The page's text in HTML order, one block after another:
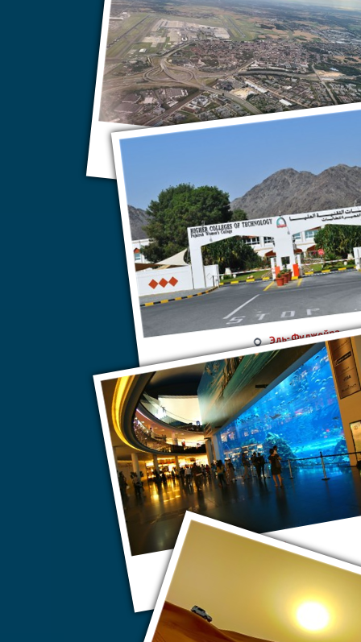
Эль-Фуджейра
Дубай